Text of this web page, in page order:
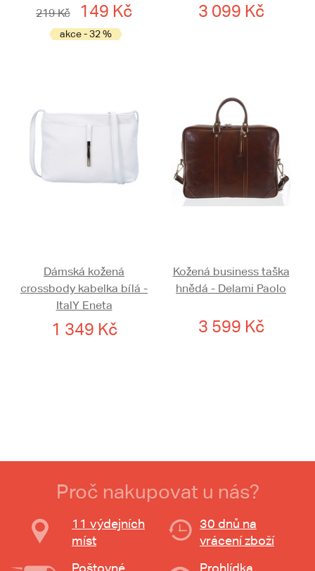
219 Kč
149 Kč
akce - 32 %
3 099 Kč
Dámská kožená
crossbody kabelka bílá -
ItalY Eneta
1 349 Kč
Kožená business taška
hnědá - Delami Paolo
3 599 Kč
Proč nakupovat u nás?
11 výdejních
míst
30 dnů na
vrácení zboží
Poštovné
Prohlídka